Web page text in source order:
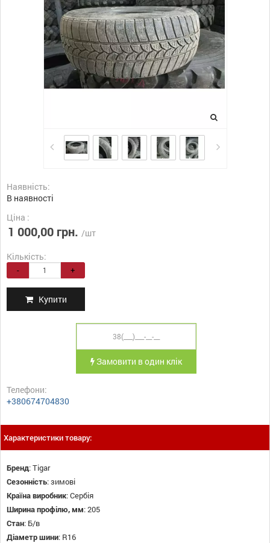
Наявність:
В наявності
Ціна :
1 000,00 грн. /шт
Кількість:
- +
Купити
Замовити в один клік
Телефони:
+380674704830
Характеристики товару:
Бренд:Tigar
Сезонність:зимові
Країна виробник:Сербія
Ширина профілю, мм:205
Стан: Б/в
Діаметр шини: R16